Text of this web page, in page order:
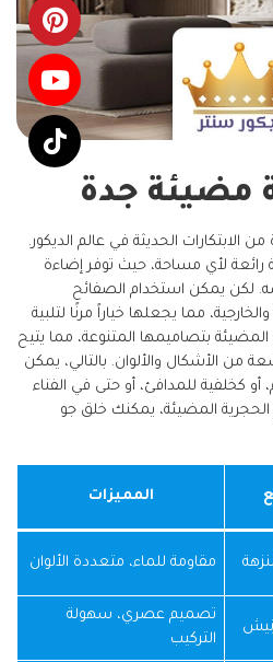
مضيئة جدة
الحديثة في عالم الديكور.
لأي مساحة، حيث توفر إضاءة
لكن يمكن استخدام الصفائح
مما يجعلها خياراً مرنًا لتلبية
المضيئة بتصاميمها المتنوعة، مما يتيح
من الأشكال والألوان. بالتالي، يمكن
كخلفية للمدافئ، أو حتى في الفناء
المضيئة، يمكنك خلق جو
المميزات
مقاومة للماء، متعددة الألوان
تصميم عصري، سهولة
التركيب